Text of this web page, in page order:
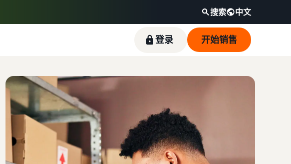
搜索 中文
观看视频
新卖家指南简介
在前 90 天内使用新卖家指南的卖家斩获的首年销
售额大约是其他卖家平均年销售额的 6 倍多。
估算收入和配送成本
根据配送方式计算商品的费用、成本和收入
在亚马逊商城拓展品牌的指南
了解如何区分您的品牌并建立客户忠诚度
外包您的供应链
获得面向多个销售渠道的端到端供应链管理
卖家案例
了解卖家如何在亚马逊商城获得成功
登录 开始销售